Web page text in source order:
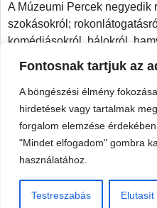
Fontosnak tartjuk az
A böngészési élmény
hirdetések vagy tartalmak
forgalom elemzése
"Mindet elfogadom" gombra
használatához.
Testreszabás Elutasít
A Múzeumi Percek negyedik
szokásokról;
komédiásokról, bálokról,
https://www.youtube.com/
Viski Károly Múzeum Kalocsa
6300 Kalocsa, Szent István